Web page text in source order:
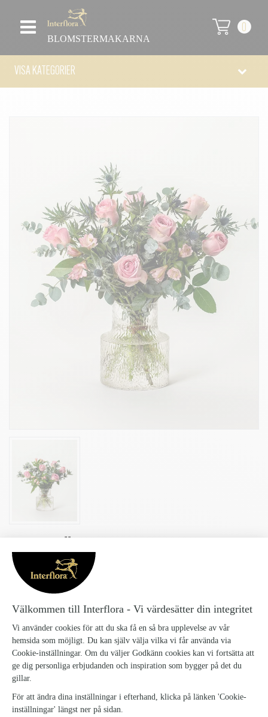
BLOMSTERMAKARNA
0
VISA KATEGORIER
ROSDRÖM, LITEN
Rosdrom-liten_31
Vår fantastiska Rosdröm, en favorit för rosälskaren som vill ha lite
romantik och grönt! Innehåller förutom rosor även alstroemeria,
tistlar och grönt.
Vas ingår ej.
Rosdröm, liten 499 kr